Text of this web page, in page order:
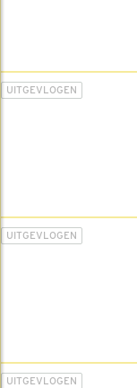
UITGEVLOGEN
UITGEVLOGEN
UITGEVLOGEN